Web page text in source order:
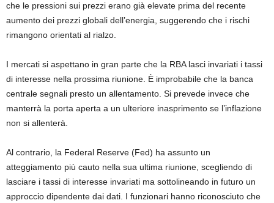
che le pressioni sui prezzi erano già elevate prima del recente
aumento dei prezzi globali dell’energia, suggerendo che i rischi
rimangono orientati al rialzo.
I mercati si aspettano in gran parte che la RBA lasci invariati i tassi
di interesse nella prossima riunione. È improbabile che la banca
centrale segnali presto un allentamento. Si prevede invece che
manterrà la porta aperta a un ulteriore inasprimento se l’inflazione
non si allenterà.
Al contrario, la Federal Reserve (Fed) ha assunto un
atteggiamento più cauto nella sua ultima riunione, scegliendo di
lasciare i tassi di interesse invariati ma sottolineando in futuro un
approccio dipendente dai dati. I funzionari hanno riconosciuto che